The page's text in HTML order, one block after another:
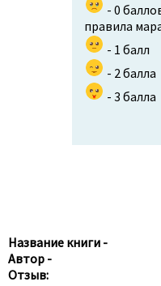
- 0
правила
- 1 балл
- 2 балла
- 3 балла
Название книги -
Автор -
Отзыв: